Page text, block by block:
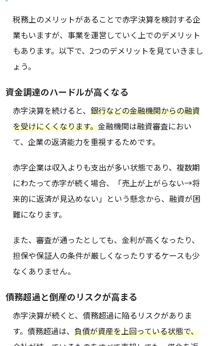
税務上のメリットがあることで赤字決算を検討する企
業もいますが、事業を運営していく上でのデメリット
もあります。以下で、2つのデメリットを見ていきまし
ょう。
資金調達のハードルが高くなる
赤字決算を続けると、銀行などの金融機関からの融資
を受けにくくなります。金融機関は融資審査におい
て、企業の返済能力を重視するためです。
赤字企業は収入よりも支出が多い状態であり、複数期
にわたって赤字が続く場合、「売上が上がらない→将
来的に返済が見込めない」という懸念から、融資が困
難になります。
また、審査が通ったとしても、金利が高くなったり、
担保や保証人の条件が厳しくなったりするケースも少
なくありません。
債務超過と倒産のリスクが高まる
赤字決算が続くと、債務超過に陥るリスクがありま
す。債務超過は、負債が資産を上回っている状態で、